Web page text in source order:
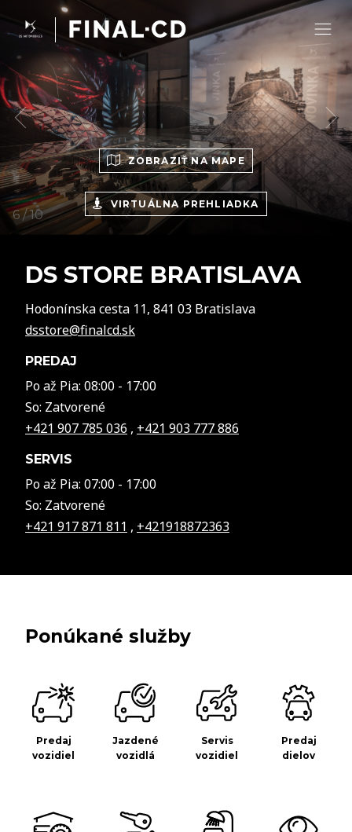
DS STORE BRATISLAVA
Hodonínska cesta 11, 841 03 Bratislava
dsstore@finalcd.sk
PREDAJ
Po až Pia: 08:00 - 17:00
So: Zatvorené
+421 907 785 036 , +421 903 777 886
SERVIS
Po až Pia: 07:00 - 17:00
So: Zatvorené
+421 917 871 811 , +421918872363
ZOBRAZIŤ NA MAPE
VIRTUÁLNA PREHLIADKA
Ponúkané služby
Predaj
vozidiel
Jazdené
vozidlá
Servis
vozidiel
Predaj
dielov